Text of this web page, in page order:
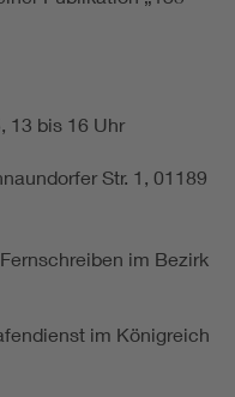
13 bis 16 Uhr
Str. 1, 01189
im Bezirk
im Königreich